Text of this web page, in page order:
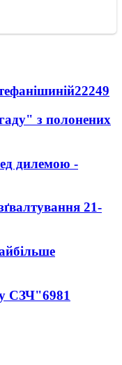
22249
з полонених
дилемою -
21-
СЗЧ"6981